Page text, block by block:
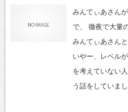
みんてぃあさん
で、 徹夜で大量
みんてぃあさん
いやー、レベル
を考えていない
う話をしていま